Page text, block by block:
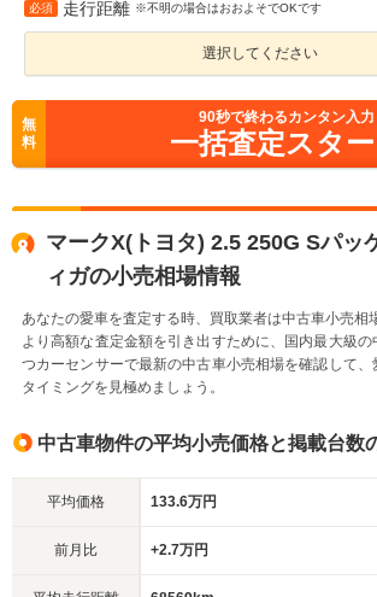
必須 走行距離 ※不明の場合はおおよそでOKです
選択してください
無
料
90秒で終わるカンタン入力
一括査定スター
マークX(トヨタ) 2.5 250G Sパッ
ィガの小売相場情報
あなたの愛車を査定する時、買取業者は中古車小売相
より高額な査定金額を引き出すために、国内最大級
つカーセンサーで最新の中古車小売相場を確認して、
タイミングを見極めましょう。
中古車物件の平均小売価格と掲載台数
平均価格 133.6万円
前月比 +2.7万円